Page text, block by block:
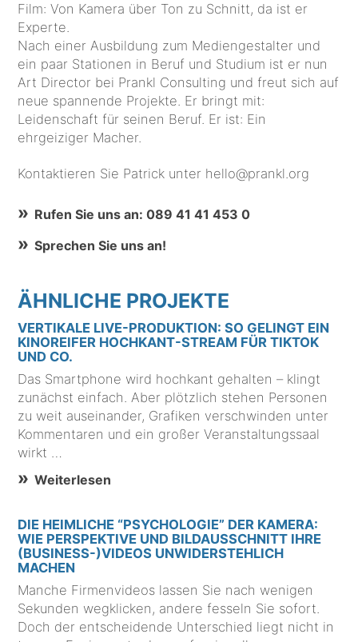
Film: Von Kamera über Ton zu Schnitt, da ist er
Experte.
Nach einer Ausbildung zum Mediengestalter und
ein paar Stationen in Beruf und Studium ist er nun
Art Director bei Prankl Consulting und freut sich auf
neue spannende Projekte. Er bringt mit:
Leidenschaft für seinen Beruf. Er ist: Ein
ehrgeiziger Macher.
Kontaktieren Sie Patrick unter hello@prankl.org
Rufen Sie uns an: 089 41 41 453 0
Sprechen Sie uns an!
ÄHNLICHE PROJEKTE
VERTIKALE LIVE-PRODUKTION: SO GELINGT EIN
KINOREIFER HOCHKANT-STREAM FÜR TIKTOK
UND CO.
Das Smartphone wird hochkant gehalten – klingt
zunächst einfach. Aber plötzlich stehen Personen
zu weit auseinander, Grafiken verschwinden unter
Kommentaren und ein großer Veranstaltungssaal
wirkt …
Weiterlesen
DIE HEIMLICHE “PSYCHOLOGIE” DER KAMERA:
WIE PERSPEKTIVE UND BILDAUSSCHNITT IHRE
(BUSINESS-)VIDEOS UNWIDERSTEHLICH
MACHEN
Manche Firmenvideos lassen Sie nach wenigen
Sekunden wegklicken, andere fesseln Sie sofort.
Doch der entscheidende Unterschied liegt nicht in